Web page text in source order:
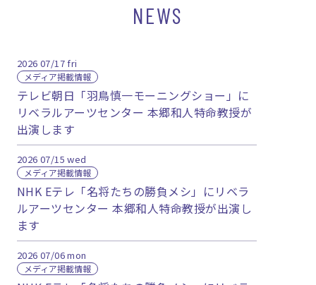
NEWS
2026 07/17fri
メディア掲載情報
テレビ朝日「羽鳥慎一モーニングショー」に
リベラルアーツセンター 本郷和人特命教授が
出演します
2026 07/15 wed
メディア掲載情報
NHK Eテレ「名将たちの勝負メシ」にリベラ
ルアーツセンター 本郷和人特命教授が出演し
ます
2026 07/06mon
メディア掲載情報